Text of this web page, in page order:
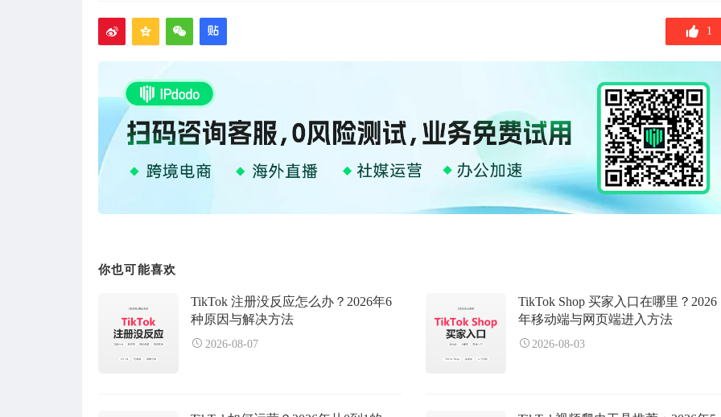
签
1
你也可能喜欢
TikTok 注册没反应怎么办？2026年6
种原因与解决方法
2026-08-07
TikTok Shop 买家入口在哪里？2026
年移动端与网页端进入方法
2026-08-03